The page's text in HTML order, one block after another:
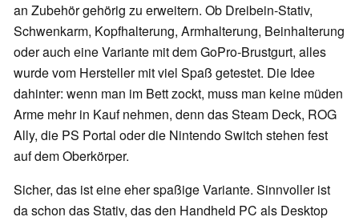
an Zubehör gehörig zu erweitern. Ob Dreibein-Stativ,
Schwenkarm, Kopfhalterung, Armhalterung, Beinhalterung
oder auch eine Variante mit dem GoPro-Brustgurt, alles
wurde vom Hersteller mit viel Spaß getestet. Die Idee
dahinter: wenn man im Bett zockt, muss man keine müden
Arme mehr in Kauf nehmen, denn das Steam Deck, ROG
Ally, die PS Portal oder die Nintendo Switch stehen fest
auf dem Oberkörper.
Sicher, das ist eine eher spaßige Variante. Sinnvoller ist
da schon das Stativ, das den Handheld PC als Desktop